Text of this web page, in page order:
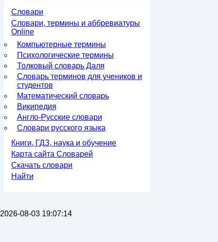
Словари
Словари, термины и аббревиатуры
Online
Компьютерные термины
Психологические термины
Толковый словарь Даля
Словарь терминов для учеников и
студентов
Математический словарь
Википедия
Англо-Русские словари
Словари русского языка
Книги, ГДЗ, наука и обучение
Карта сайта Словарей
Скачать словари
Найти
2026-08-03 19:07:14